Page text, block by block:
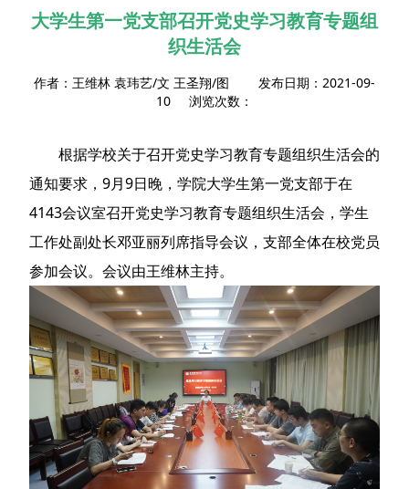
大学生第一党支部召开党史学习教育专题组
织生活会
作者：王维林 袁玮艺/文 王圣翔/图 发布日期：2021-09-
10 浏览次数：
根据学校关于召开党史学习教育专题组织生活会的
通知要求，9月9日晚，学院大学生第一党支部于在
4143会议室召开党史学习教育专题组织生活会，学生
工作处副处长邓亚丽列席指导会议，支部全体在校党员
参加会议。会议由王维林主持。